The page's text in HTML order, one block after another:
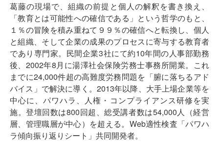
葛藤の現場で、組織の前提と個人の解釈を書き換え、
「教育とは可能性への確信である」という哲学のもと、
１％の冒険を積み重ねて９９％の確信へと転換し、個人
と組織、そして企業の成果のプロセスに寄与する教育者
であり専門家。民間企業3社にて約10年間の人事部勤務
後、2002年8月に湯澤社会保険労務士事務所開業。これ
までに24,000件超の高難度労務問題を「腑に落ちるアド
バイス」で解決に導く。2013年以降、大手上場企業等を
中心に、パワハラ、人権・コンプライアンス研修を実
施。登壇回数は800回超、総受講者数は54,000人（経営
層、管理職層が中心）を超える。Web適性検査「パワハ
ラ傾向振り返りシート」共同開発者。